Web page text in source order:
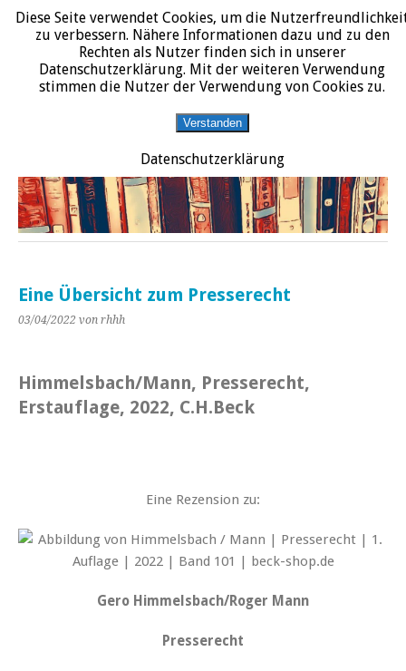
START DATENSCHUTZERKLÄRUNG IMPRESSUM ÜBER JURALIT
JURALIT
Rezensionen juristischer Literatur
Eine Übersicht zum Presserecht
03/04/2022 von rhhh
Himmelsbach/Mann, Presserecht,
Erstauflage, 2022, C.H.Beck
Eine Rezension zu:
Gero Himmelsbach/Roger Mann
Presserecht
Diese Seite verwendet Cookies, um die
zu verbessern. Nähere Informationen dazu und zu den
Rechten als Nutzer finden sich in unserer
Datenschutzerklärung. Mit der weiteren Verwendung
stimmen die Nutzer der Verwendung von Cookies zu.
Verstanden
Datenschutzerklärung